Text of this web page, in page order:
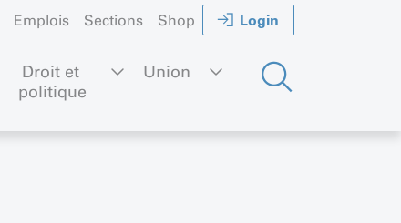
Emplois Sections Shop Login
Droit et
politique
Union